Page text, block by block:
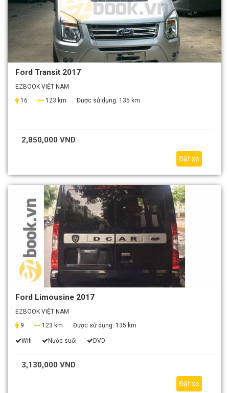
Ford Transit 2017
EZBOOK VIỆT NAM
16
123 km Được sử dụng: 135 km
2,850,000 VND
Đặt xe
Ford Limousine 2017
EZBOOK VIỆT NAM
9
123 km Được sử dụng: 135 km
Wifi Nước suối DVD
3,130,000 VND
Đặt xe